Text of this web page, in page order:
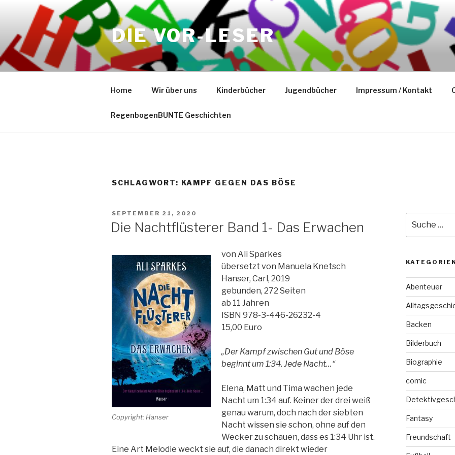
springen
DIE VOR-LESER
Home Wir über uns Kinderbücher Jugendbücher Impressum / Kontakt
RegenbogenBUNTE Geschichten
SCHLAGWORT: KAMPF GEGEN DAS BÖSE
VERÖFFENTLICHT
SEPTEMBER 21, 2020
Die Nachtflüsterer Band 1- Das Erwachen
Copyright: Hanser
von Ali Sparkes
übersetzt von Manuela Knetsch
Hanser, Carl, 2019
gebunden, 272 Seiten
ab 11 Jahren
ISBN 978-3-446-26232-4
15,00 Euro
„Der Kampf zwischen Gut und Böse
beginnt um 1:34. Jede Nacht…“
Elena, Matt und Tima wachen jede
Nacht um 1:34 auf. Keiner der drei weiß
genau warum, doch nach der siebten
Nacht wissen sie schon, ohne auf den
Wecker zu schauen, dass es 1:34 Uhr ist.
Eine Art Melodie weckt sie auf, die danach direkt wieder
nach:
KATEGORIEN
Abenteuer
Backen
Bilderbuch
Biographie
comic
Fantasy
Freundschaft